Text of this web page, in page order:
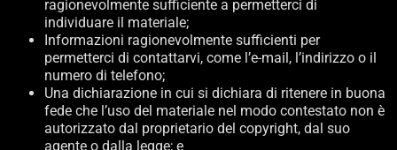
ragionevolmente sufficiente a permetterci di
individuare il materiale;
Informazioni ragionevolmente sufficienti per
permetterci di contattarvi, come l’e-mail, l’indirizzo o il
numero di telefono;
Una dichiarazione in cui si dichiara di ritenere in buona
fede che l’uso del materiale nel modo contestato non è
autorizzato dal proprietario del copyright, dal suo
agente o dalla legge; e